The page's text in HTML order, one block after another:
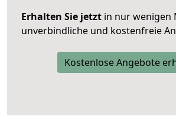
Erhalten Sie jetzt in nur wenigen
unverbindliche und kostenfreie
Kostenlose Angebote